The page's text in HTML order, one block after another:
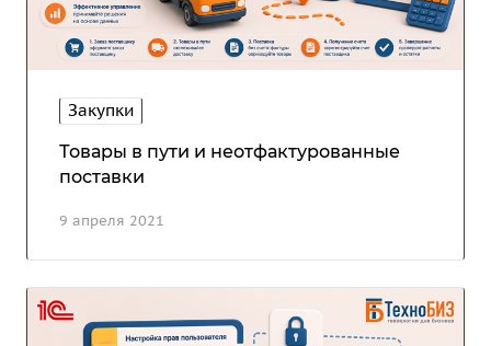
Закупки
9 апреля 2021
Товары в пути и неотфактурованные
поставки